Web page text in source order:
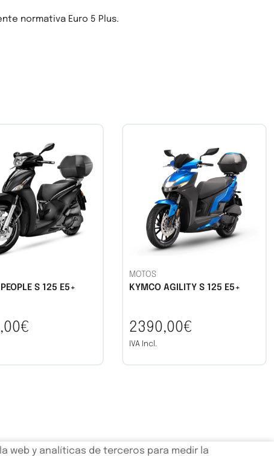
normativa Euro 5 Plus.
S 125 E5+
MOTOS
KYMCO AGILITY S 125 E5+
2390,00€
IVA Incl.
web y analíticas de terceros para medir la